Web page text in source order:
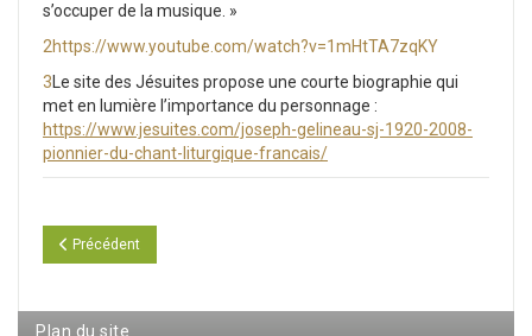
s’occuper de la musique. »
2https://www.youtube.com/watch?v=1mHtTA7zqKY
3 Le site des Jésuites propose une courte biographie qui
met en lumière l’importance du personnage :
https://www.jesuites.com/joseph-gelineau-sj-1920-2008-
pionnier-du-chant-liturgique-francais/
Article précédent : Chanter la messe
Précédent
Plan du site